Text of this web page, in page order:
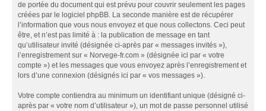
de portée du document qui est prévu pour couvrir seulement les pages
créées par le logiciel phpBB. La seconde manière est de récupérer
l’information que vous nous envoyez et que nous collectons. Ceci peut
être, et n’est pas limité à : la publication de message en tant
qu’utilisateur invité (désignée ci-après par « messages invités »),
l’enregistrement sur « Norvege-fr.com » (désignée ici par « votre
compte ») et les messages que vous envoyez après l’enregistrement et
lors d’une connexion (désignés ici par « vos messages »).
Votre compte contiendra au minimum un identifiant unique (désigné ci-
après par « votre nom d’utilisateur »), un mot de passe personnel utilisé